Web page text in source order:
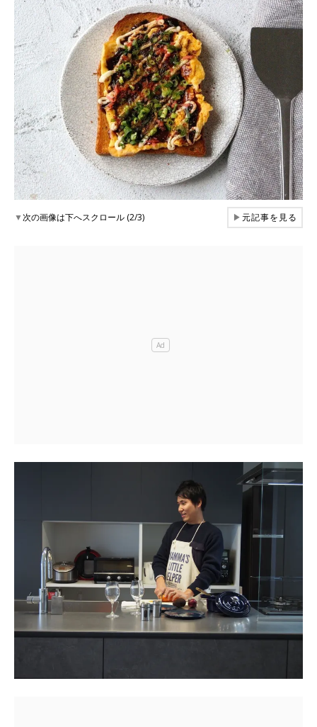
▼次の画像は下へスクロール (2/3) ▶元記事を見る